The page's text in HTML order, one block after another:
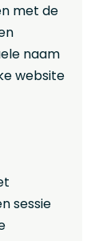
met de
naam
website
sessie